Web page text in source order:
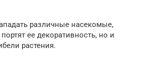
различные насекомые,
ее декоративность, но и
растения.